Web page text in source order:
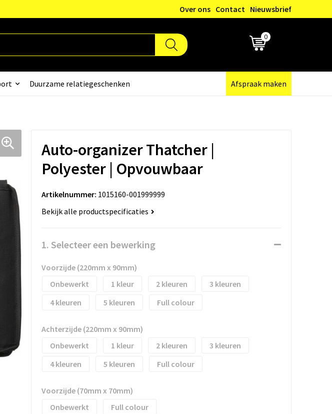
Over ons Contact Nieuwsbrief
0
Duurzame relatiegeschenken Afspraak maken
Auto-organizer Thatcher |
Polyester | Opvouwbaar
Artikelnummer: 1015160-001999999
Bekijk alle productspecificaties
1. Selecteer een bewerking
Voorzijde (220mm x 90mm)
Onbewerkt
1 2
3
4
5 Full colour
Achterzijde (220mm x 90mm)
Onbewerkt
1 2
3
4
5 Full colour
Voorzijde (70mm x 70mm)
Onbewerkt
Full colour